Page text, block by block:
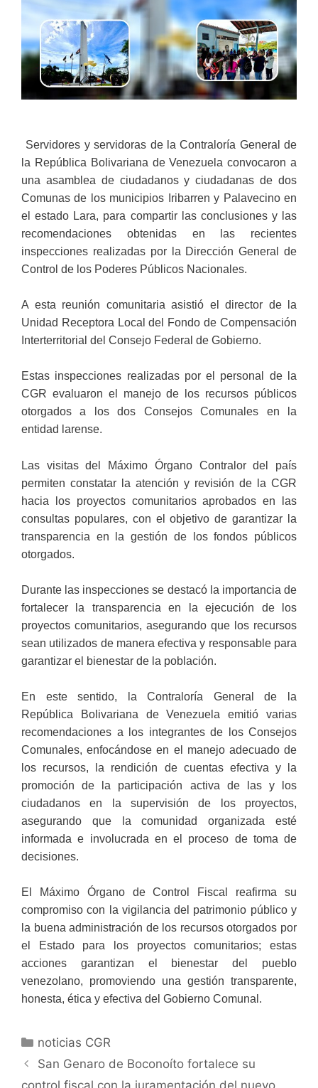
Servidores y servidoras de la Contraloría General de
la República Bolivariana de Venezuela convocaron a
una asamblea de ciudadanos y ciudadanas de dos
Comunas de los municipios Iribarren y Palavecino en
el estado Lara, para compartir las conclusiones y las
recomendaciones obtenidas en las recientes
inspecciones realizadas por la Dirección General de
Control de los Poderes Públicos Nacionales.
A esta reunión comunitaria asistió el director de la
Unidad Receptora Local del Fondo de Compensación
Interterritorial del Consejo Federal de Gobierno.
Estas inspecciones realizadas por el personal de la
CGR evaluaron el manejo de los recursos públicos
otorgados a los dos Consejos Comunales en la
entidad larense.
Las visitas del Máximo Órgano Contralor del país
permiten constatar la atención y revisión de la CGR
hacia los proyectos comunitarios aprobados en las
consultas populares, con el objetivo de garantizar la
transparencia en la gestión de los fondos públicos
otorgados.
Durante las inspecciones se destacó la importancia de
fortalecer la transparencia en la ejecución de los
proyectos comunitarios, asegurando que los recursos
sean utilizados de manera efectiva y responsable para
garantizar el bienestar de la población.
En este sentido, la Contraloría General de la
República Bolivariana de Venezuela emitió varias
recomendaciones a los integrantes de los Consejos
Comunales, enfocándose en el manejo adecuado de
los recursos, la rendición de cuentas efectiva y la
promoción de la participación activa de las y los
ciudadanos en la supervisión de los proyectos,
asegurando que la comunidad organizada esté
informada e involucrada en el proceso de toma de
decisiones.
El Máximo Órgano de Control Fiscal reafirma su
compromiso con la vigilancia del patrimonio público y
la buena administración de los recursos otorgados por
el Estado para los proyectos comunitarios; estas
acciones garantizan el bienestar del pueblo
venezolano, promoviendo una gestión transparente,
honesta, ética y efectiva del Gobierno Comunal.
noticias CGR
San Genaro de Boconoíto fortalece su